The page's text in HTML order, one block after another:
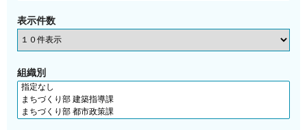
表示件数
組織別